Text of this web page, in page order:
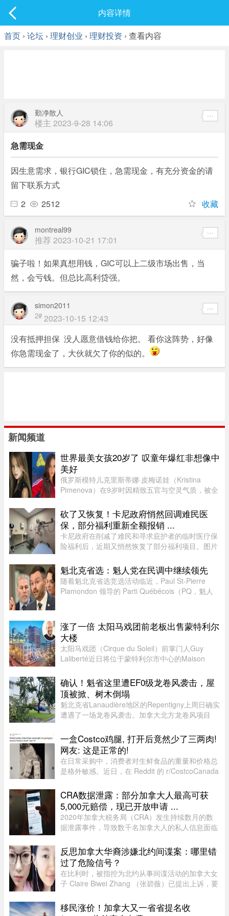
最新发表
内容详情
首页 › 论坛 › 理财创业 › 理财投资 › 查看内容
勤净散人
楼主 2023-9-28 14:06
急需现金
因生意需求，银行GIC锁住，急需现金，有充分资金的请
留下联系方式
2
2512 收藏
montreal99
推荐 2023-10-21 17:01
骗子啦！如果真想用钱，GIC可以上二级市场出售，当
然，会亏钱。但总比高利贷强。
simon2011
2# 2023-10-15 12:43
没有抵押担保 没人愿意借钱给你把。 看你这阵势，好像
你急需现金了，大伙就欠了你的似的。
新闻频道
世界最美女孩20岁了 叹童年爆红非想像中
美好
俄罗斯模特儿克里斯蒂娜·皮梅诺娃（Kristina
Pimenova）在9岁时因精致五官与空灵气质，被全
时尚圈。然而，爆红背后却伴随争议，她多次因拍
摄风格被质疑将未成年孩童 ...
砍了又恢复！卡尼政府悄然回调难民医
保，部分福利重新全额报销 ...
卡尼政府在削减了难民和寻求庇护者的临时医疗保
险福利后，近期又悄然恢复了部分福利项目。图片
预算承诺削减资金，调整了为已安置的难民和等待
获得省或地区医保的庇护申 ...
魁北克省选：魁人党在民调中继续领先
随着魁北克省选竞选活动临近，Paul St-Pierre
Plamondon 领导的 Parti Québécois（PQ，魁人
涨了一倍 太阳马戏团前老板出售蒙特利尔
大楼
太阳马戏团（Cirque du Soleil）前掌门人Guy
Laliberté近日将位于蒙特利尔市中心的Maison
Mach，成交价达9300万元。Groupe Mach董事长
兼首席执行官Vincent Chiara昨天周四向 ...
确认！魁省这里遭EF0级龙卷风袭击，屋
顶被掀、树木倒塌
魁北克省Lanaudière地区的Repentigny上周日确实
遭遇了一场龙卷风袭击。加拿大北方龙卷风项目
认，当天形成的是一场EF0级龙卷风。报告指出，
这场龙卷风是在一个弱超级单体 ...
一盒Costco鸡腿, 打开后竟然少了三两肉!
网友: 这是正常的!
在日常采购中，消费者对生鲜食品的重量和价格总
是格外敏感。近日，在 Reddit 的 r/CostcoCanada
Costco 购买的 Kirkland 无骨鸡腿肉，去掉包装后
称重，竟然比标签上的重量 ...
CRA数据泄露：部分加拿大人最高可获
5,000元赔偿，现已开放申请 ...
2020年加拿大税务局（CRA）发生持续数月的数
据泄露事件，导致数千名加拿大人的私人信息面临
经可以申请赔偿。 ...
反思加拿大华裔涉嫌北约间谍案：哪里错
过了危险信号？
在比利时，被指控为北约从事间谍活动的加拿大女
子 Claire Biwei Zhang （张碧薇）已提出上诉，要
急调查其安全审查程序，以查明外国势力可能是如
何渗透进入政府体系的。 ...
移民涨价！加拿大又一省省提名收